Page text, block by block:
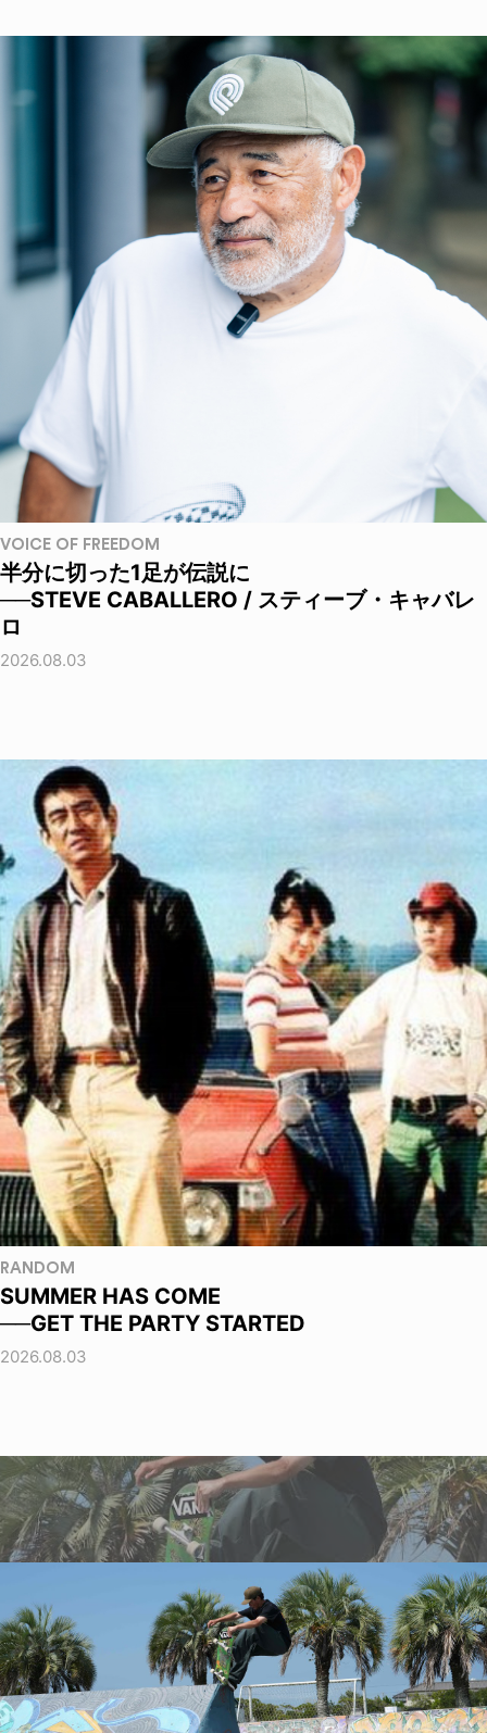
VOICE OF FREEDOM
半分に切った1足が伝説に
──STEVE CABALLERO / スティーブ・キャバレ
ロ
2026.08.03
RANDOM
SUMMER HAS COME
──GET THE PARTY STARTED
2026.08.03